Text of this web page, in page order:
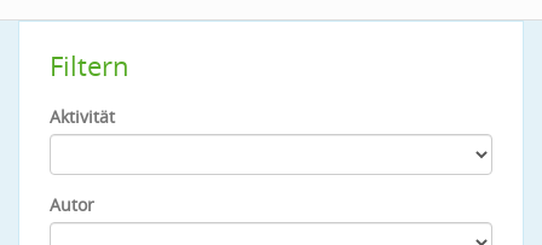
Filtern
Aktivität
Autor